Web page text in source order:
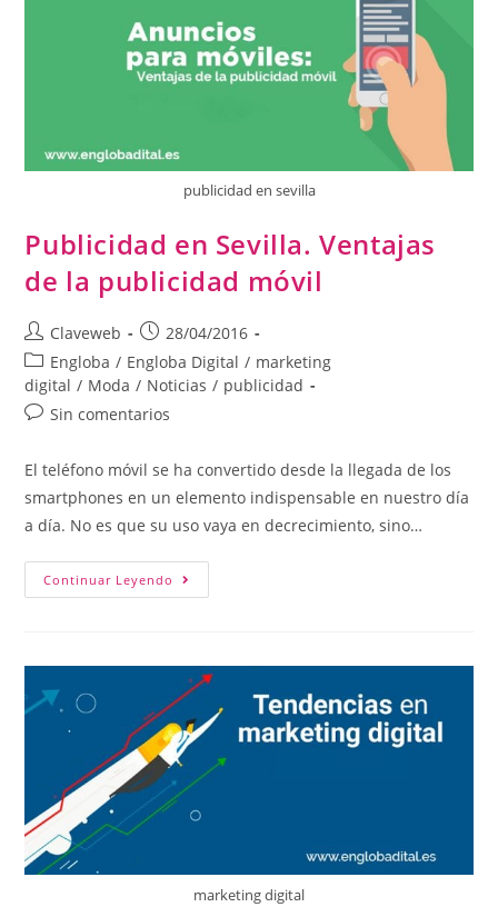
publicidad en sevilla
Publicidad en Sevilla. Ventajas
de la publicidad móvil
Claveweb
28/04/2016
Engloba / Engloba Digital / marketing
digital / Moda / Noticias / publicidad
Sin comentarios
El teléfono móvil se ha convertido desde la llegada de los
smartphones en un elemento indispensable en nuestro día
a día. No es que su uso vaya en decrecimiento, sino…
Continuar Leyendo
marketing digital